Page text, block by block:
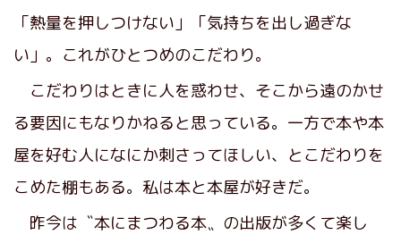
「熱量を押しつけない」「気持ちを出し過ぎな
い」。これがひとつめのこだわり。
こだわりはときに人を惑わせ、そこから遠のかせ
る要因にもなりかねると思っている。一方で本や本
屋を好む人になにか刺さってほしい、とこだわりを
こめた棚もある。私は本と本屋が好きだ。
昨今は〝本にまつわる本〟の出版が多くて楽し